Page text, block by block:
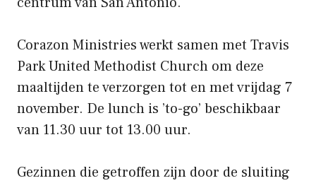
Corazon Ministries werkt samen met Travis
Park United Methodist Church om deze
maaltijden te verzorgen tot en met vrijdag 7
november. De lunch is ’to-go’ beschikbaar
van 11.30 uur tot 13.00 uur.
Gezinnen die getroffen zijn door de sluiting